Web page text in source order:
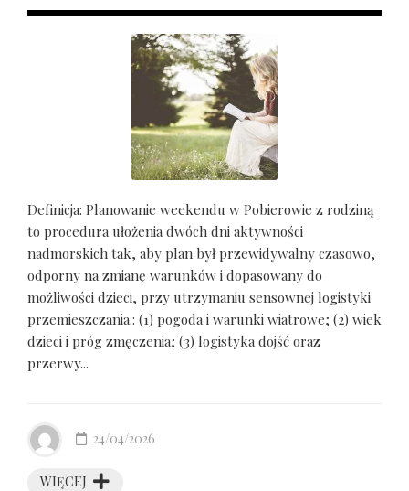
Definicja: Planowanie weekendu w Pobierowie z rodziną
to procedura ułożenia dwóch dni aktywności
nadmorskich tak, aby plan był przewidywalny czasowo,
odporny na zmianę warunków i dopasowany do
możliwości dzieci, przy utrzymaniu sensownej logistyki
przemieszczania.: (1) pogoda i warunki wiatrowe; (2) wiek
dzieci i próg zmęczenia; (3) logistyka dojść oraz
przerwy...
WIĘCEJ
24/04/2026